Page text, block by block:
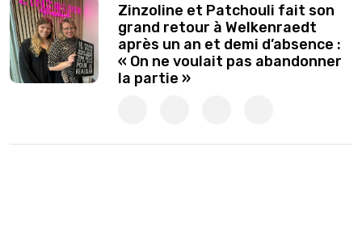
Zinzoline et Patchouli fait son
grand retour à Welkenraedt
après un an et demi d’absence :
« On ne voulait pas abandonner
la partie »